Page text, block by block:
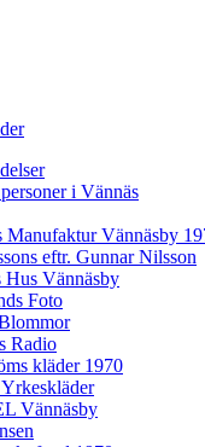
i Vännäs
Manufaktur Vännäsby
eftr. Gunnar Nilsson
Hus Vännäsby
Foto
Radio
kläder 1970
Vännäsby